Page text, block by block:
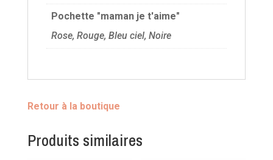
Pochette "maman je t'aime"
Rose, Rouge, Bleu ciel, Noire
Retour à la boutique
Produits similaires